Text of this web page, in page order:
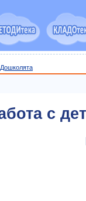
Дошколята
с